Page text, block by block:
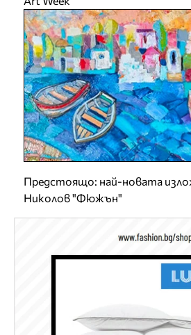
Предстоящо: най-новата
Николов "Фюжън"